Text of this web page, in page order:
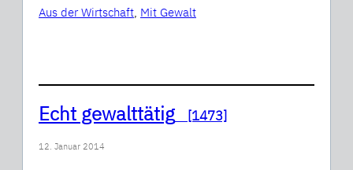
Aus der Wirtschaft, Mit Gewalt
Echt gewalttätig [1473]
12. Januar 2014